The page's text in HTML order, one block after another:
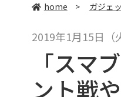
home > ガジェ
2019年1月15日（
「スマ
ント戦